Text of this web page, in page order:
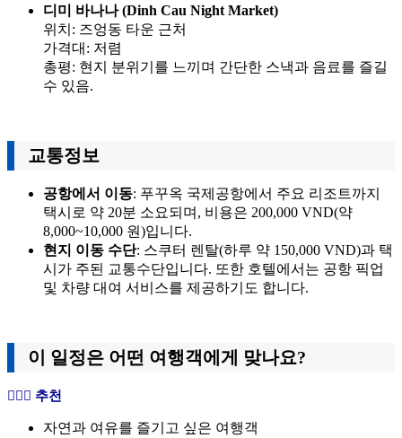
디미 바나나 (Dinh Cau Night Market)
위치: 즈엉동 타운 근처
가격대: 저렴
총평: 현지 분위기를 느끼며 간단한 스낵과 음료를 즐길
수 있음.
교통정보
공항에서 이동: 푸꾸옥 국제공항에서 주요 리조트까지
택시로 약 20분 소요되며, 비용은 200,000 VND(약
8,000~10,000 원)입니다.
현지 이동 수단: 스쿠터 렌탈(하루 약 150,000 VND)과 택
시가 주된 교통수단입니다. 또한 호텔에서는 공항 픽업
및 차량 대여 서비스를 제공하기도 합니다.
이 일정은 어떤 여행객에게 맞나요?
🙆🏻‍♀️ 추천
자연과 여유를 즐기고 싶은 여행객